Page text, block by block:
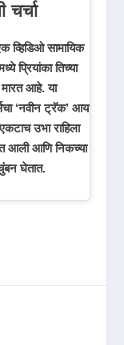
चर्चा
व्हिडिओ सामायिक
प्रियांका तिच्या
मारत आहे. या
‘नवीन ट्रॅक’ आय
उभा राहिला
आली आणि निकच्या
घेतात.